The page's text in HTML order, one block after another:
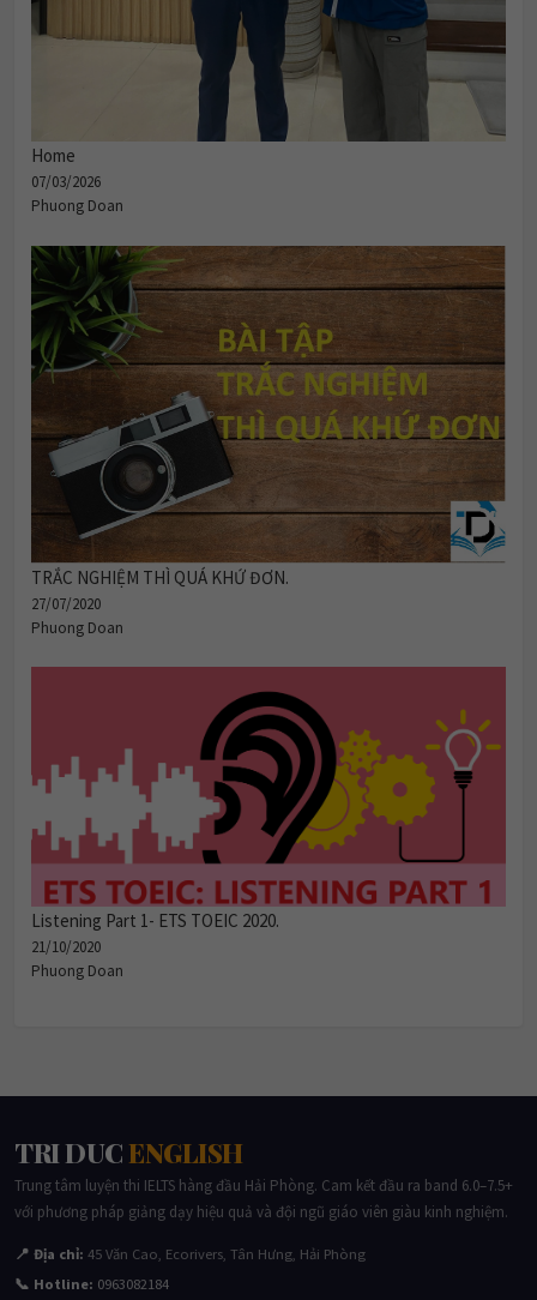
Home
07/03/2026
Phuong Doan
TRẮC NGHIỆM THÌ QUÁ KHỨ ĐƠN.
27/07/2020
Phuong Doan
Listening Part 1- ETS TOEIC 2020.
21/10/2020
Phuong Doan
TRI DUCENGLISH
Trung tâm luyện thi IELTS hàng đầu Hải Phòng. Cam kết đầu ra band 6.0–7.5+
với phương pháp giảng dạy hiệu quả và đội ngũ giáo viên giàu kinh nghiệm.
📍 Địa chỉ: 45 Văn Cao, Ecorivers, Tân Hưng, Hải Phòng
📞 Hotline: 0963082184